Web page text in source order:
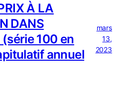
À LA
DANS
(série 100 en
annuel
mars
13,
2023